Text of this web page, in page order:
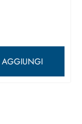
AGGIUNGI